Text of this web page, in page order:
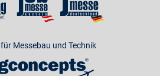
Messebau und Technik